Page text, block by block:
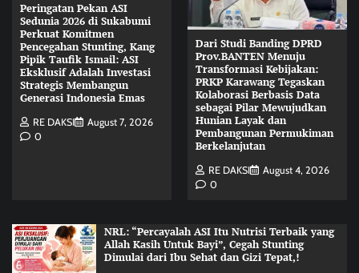
Peringatan Pekan ASI
Sedunia 2026 di Sukabumi
Perkuat Komitmen
Pencegahan Stunting, Kang
Pipik Taufik Ismail: ASI
Eksklusif Adalah Investasi
Strategis Membangun
Generasi Indonesia Emas
RE DAKSI
August 7, 2026
0
Dari Studi Banding DPRD
Prov.BANTEN Menuju
Transformasi Kebijakan:
PRKP Karawang Tegaskan
Kolaborasi Berbasis Data
sebagai Pilar Mewujudkan
Hunian Layak dan
Pembangunan Permukiman
Berkelanjutan
RE DAKSI
August 4, 2026
0
NRL: “Percayalah ASI Itu Nutrisi Terbaik yang
Allah Kasih Untuk Bayi”, Cegah Stunting
Dimulai dari Ibu Sehat dan Gizi Tepat,!